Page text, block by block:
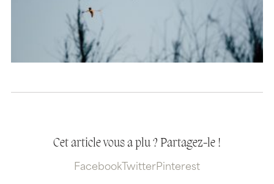
Cet article vous a plu ? Partagez-le !
Facebook TwitterPinterest